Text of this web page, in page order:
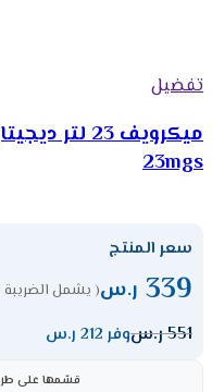
تفضيل
23mgs
سعر المنتج
339 ر.س( يشمل الضريبة
551ر.سوفر 212 ر.س
قسّمها على